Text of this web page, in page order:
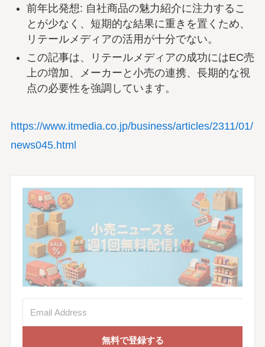
前年比発想: 自社商品の魅力紹介に注力するこ
とが少なく、短期的な結果に重きを置くため、
リテールメディアの活用が十分でない。
この記事は、リテールメディアの成功にはEC売
上の増加、メーカーと小売の連携、長期的な視
点の必要性を強調しています。
https://www.itmedia.co.jp/business/articles/2311/01/
news045.html
無料で登録する